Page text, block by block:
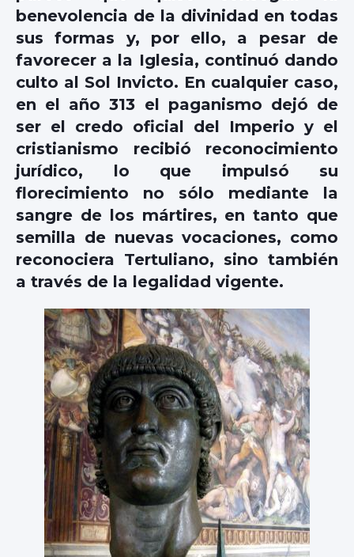
benevolencia de la divinidad en todas
sus formas y, por ello, a pesar de
favorecer a la Iglesia, continuó dando
culto al Sol Invicto. En cualquier caso,
en el año 313 el paganismo dejó de
ser el credo oficial del Imperio y el
cristianismo recibió reconocimiento
jurídico, lo que impulsó su
florecimiento no sólo mediante la
sangre de los mártires, en tanto que
semilla de nuevas vocaciones, como
reconociera Tertuliano, sino también
a través de la legalidad vigente.